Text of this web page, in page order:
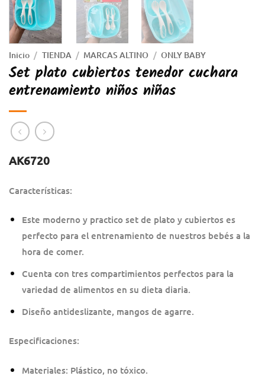
Inicio / TIENDA / MARCAS ALTINO / ONLY BABY
Set plato cubiertos tenedor cuchara
entrenamiento niños niñas
AK6720
Características:
Este moderno y practico set de plato y cubiertos es
perfecto para el entrenamiento de nuestros bebés a la
hora de comer.
Cuenta con tres compartimientos perfectos para la
variedad de alimentos en su dieta diaria.
Diseño antideslizante, mangos de agarre.
Especificaciones:
Materiales: Plástico, no tóxico.